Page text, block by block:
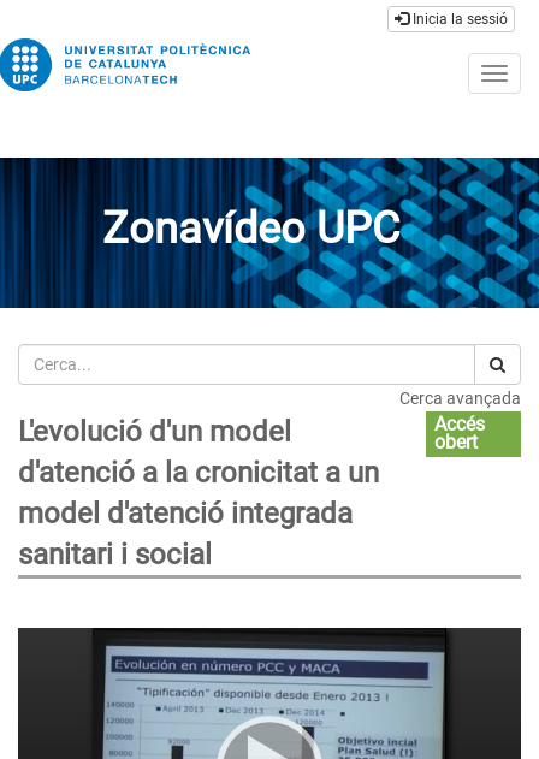
Inicia la sessió
Zonavídeo UPC
Cerca
Cerca avançada
L'evolució d'un model
d'atenció a la cronicitat a un
model d'atenció integrada
sanitari i social
Accés
obert